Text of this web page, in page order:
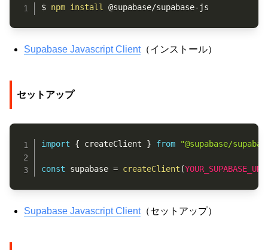
$ npm install @supabase/supabase-js
Supabase Javascript Client（インストール）
セットアップ
import { createClient } from "@supabase/
const supabase = createClient (YOUR_SUPABASE_URL
Supabase Javascript Client（セットアップ）